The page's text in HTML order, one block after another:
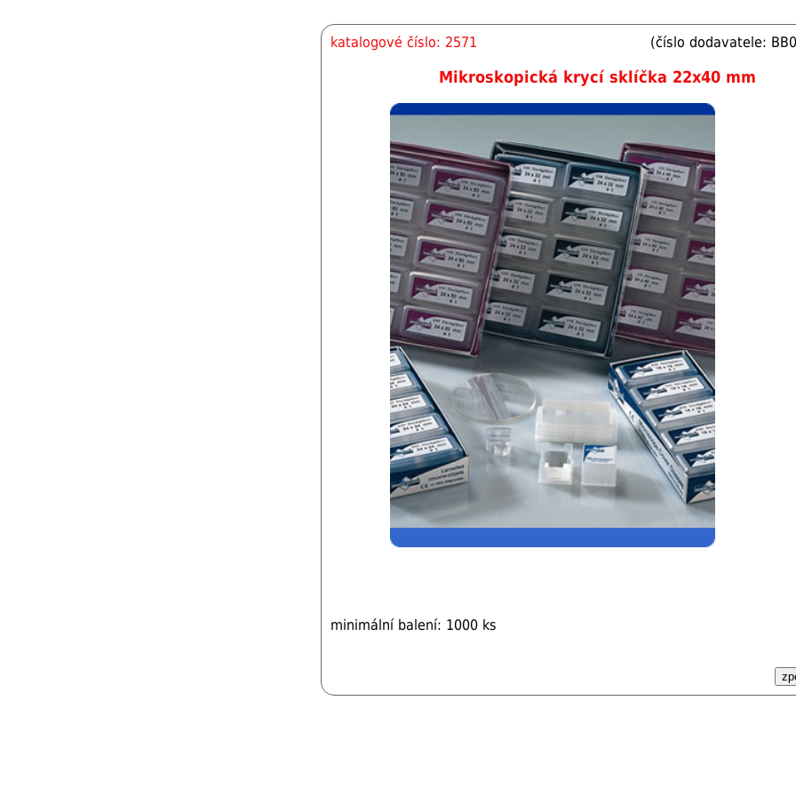
katalogové číslo: 2571 (číslo dodavatele:
Mikroskopická krycí sklíčka 22x40 mm
minimální balení: 1000 ks